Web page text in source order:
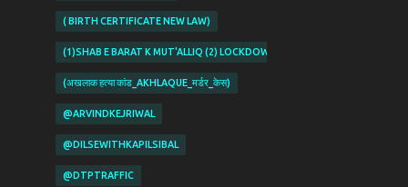
( BIRTH CERTIFICATE NEW LAW)
(1)SHAB E BARAT K MUT'ALLIQ (2) LOCKDOWN KI PABANDIYON K
(अखलाक हत्या कांड_AKHLAQUE_मर्डर_केस)
@ARVINDKEJRIWAL
@DILSEWITHKAPILSIBAL
@DTPTRAFFIC